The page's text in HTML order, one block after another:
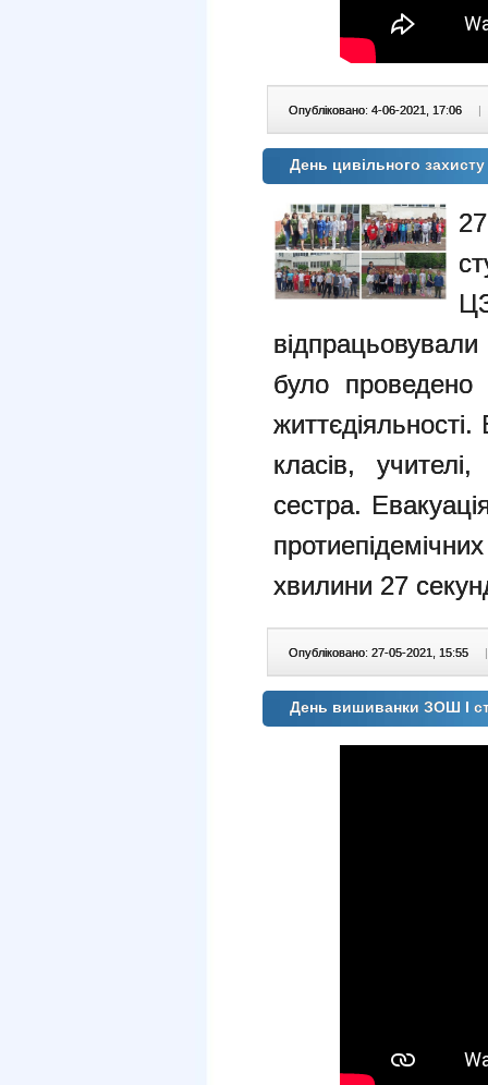
Опубліковано: 4-06-2021, 17:06 |
День цивільного
було проведено
класів,
сестра.
хвилини 27
Опубліковано: 27-05-2021, 15:55 |
День вишиванки ЗОШ І